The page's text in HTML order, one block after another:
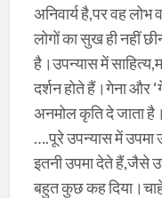
अनिवार्य है,पर वह
लोगों का सुख ही नहीं
है।उपन्यास में
दर्शन होते हैं।गेना और
अनमोल कृति दे जाता है।
….पूरे उपन्यास में उपमा
इतनी उपमा देते हैं,जैसे
बहुत कुछ कह